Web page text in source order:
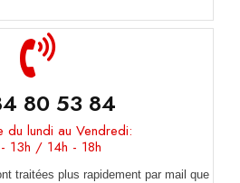
80 53 84
du lundi au Vendredi:
13h / 14h - 18h
traitées plus rapidement par mail que